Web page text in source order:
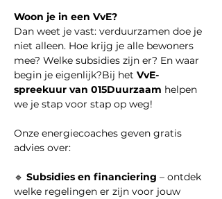
Woon je in een VvE?
Dan weet je vast: verduurzamen doe je
niet alleen. Hoe krijg je alle bewoners
mee? Welke subsidies zijn er? En waar
begin je eigenlijk?Bij het VvE-
spreekuur van 015Duurzaam helpen
we je stap voor stap op weg!
Onze energiecoaches geven gratis
advies over:
🔹 Subsidies en financiering – ontdek
welke regelingen er zijn voor jouw